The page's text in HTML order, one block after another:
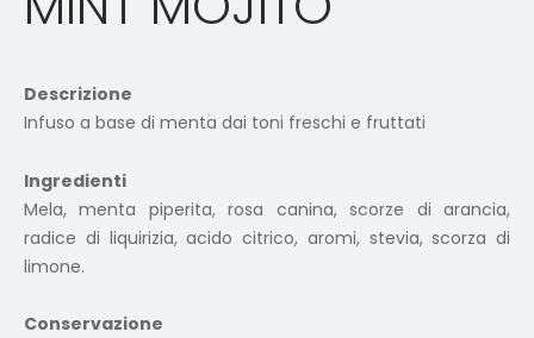
Descrizione
Infuso a base di menta dai toni freschi e fruttati
Ingredienti
Mela, menta piperita, rosa canina, scorze di arancia,
radice di liquirizia, acido citrico, aromi, stevia, scorza di
limone.
Conservazione